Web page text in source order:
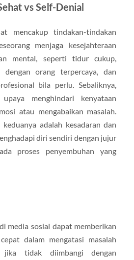
vs Self-Denial
mencakup tindakan-tindakan
menjaga kesejahteraan
mental, seperti tidur cukup,
dengan orang terpercaya, dan
bila perlu. Sebaliknya,
menghindari kenyataan
atau mengabaikan masalah.
adalah kesadaran dan
diri sendiri dengan jujur
proses penyembuhan yang
media sosial dapat memberikan
dalam mengatasi masalah
jika tidak diimbangi dengan